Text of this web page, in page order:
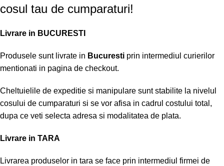
cosul tau de cumparaturi!
Livrare in BUCURESTI
Produsele sunt livrate in Bucuresti prin intermediul curierilor
mentionati in pagina de checkout.
Cheltuielile de expeditie si manipulare sunt stabilite la nivelul
cosului de cumparaturi si se vor afisa in cadrul costului total,
dupa ce veti selecta adresa si modalitatea de plata.
Livrare in TARA
Livrarea produselor in tara se face prin intermediul firmei de